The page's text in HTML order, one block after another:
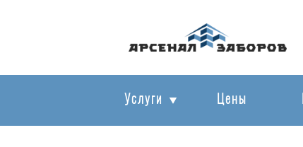
Услуги Цены